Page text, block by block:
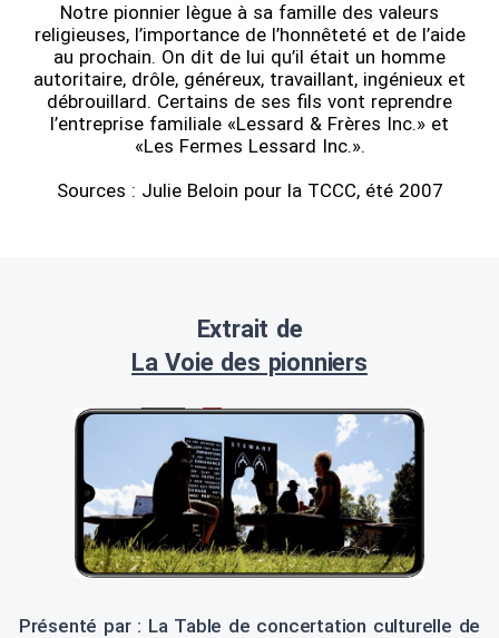
Notre pionnier lègue à sa famille des valeurs
religieuses, l’importance de l’honnêteté et de l’aide
au prochain. On dit de lui qu’il était un homme
autoritaire, drôle, généreux, travaillant, ingénieux et
débrouillard. Certains de ses fils vont reprendre
l’entreprise familiale «Lessard & Frères Inc.» et
«Les Fermes Lessard Inc.».
Sources : Julie Beloin pour la TCCC, été 2007
Extrait de
La Voie des pionniers
Présenté par : La Table de concertation culturelle de